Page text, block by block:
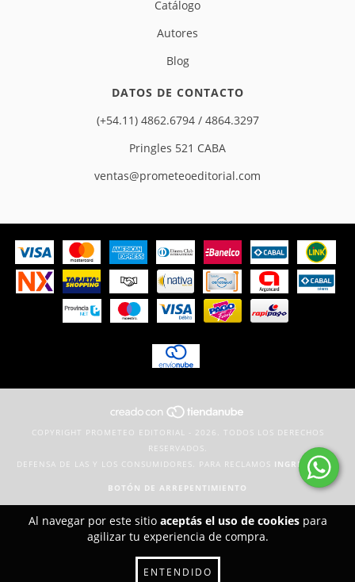
Al navegar por este sitio aceptás el uso de cookiespara
agilizar tu experiencia de compra.
ENTENDIDO
Catálogo
Autores
Blog
DATOS DE CONTACTO
(+54.11) 4862.6794 / 4864.3297
Pringles 521 CABA
ventas@prometeoeditorial.com
COPYRIGHT PROMETEO EDITORIAL - 2026. TODOS LOS DERECHOS
RESERVADOS.
DEFENSA DE LAS Y LOS CONSUMIDORES. PARA RECLAMOS INGRESÁ ACÁ.
BOTÓN DE ARREPENTIMIENTO